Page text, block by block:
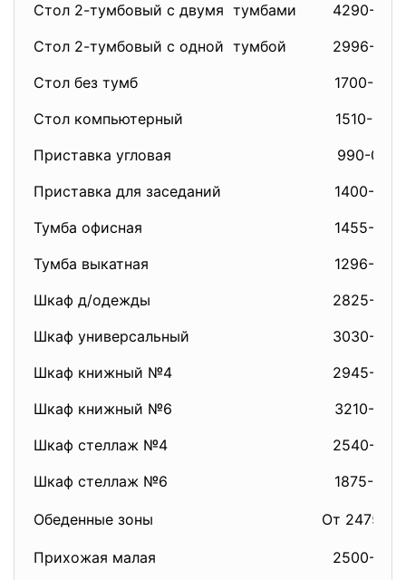
Стол 2-тумбовый с двумя тумбами
Стол 2-тумбовый с одной тумбой
Стол без тумб
Стол компьютерный
Приставка угловая
Приставка для заседаний
Тумба офисная
Тумба выкатная
Шкаф д/одежды
Шкаф универсальный
Шкаф книжный №4
Шкаф книжный №6
Шкаф стеллаж №4
Шкаф стеллаж №6
4290-00
2996-00
1700-00
1510-00
990-00
1400-00
1455-00
1296-00
2825-00
3030-00
2945-00
3210-00
2540-00
1875-00
Обеденные зоны От 2475-00
Прихожая малая
2500-00